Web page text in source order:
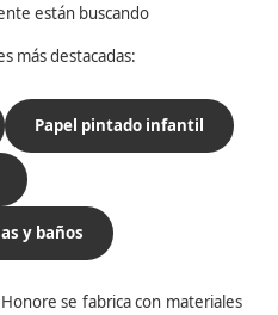
están buscando
más destacadas:
Papel pintado infantil
y baños
se fabrica con materiales